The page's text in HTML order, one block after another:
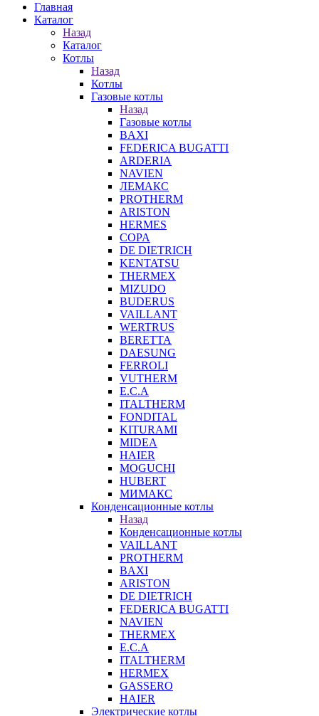
Главная
Каталог
Назад
Каталог
Котлы
Назад
Котлы
Газовые котлы
Назад
Газовые котлы
BAXI
FEDERICA BUGATTI
ARDERIA
NAVIEN
ЛЕМАКС
PROTHERM
ARISTON
HERMES
COPA
DE DIETRICH
KENTATSU
THERMEX
MIZUDO
BUDERUS
VAILLANT
WERTRUS
BERETTA
DAESUNG
FERROLI
VUTHERM
E.C.A
ITALTHERM
FONDITAL
KITURAMI
MIDEA
HAIER
MOGUCHI
HUBERT
МИМАКС
Конденсационные котлы
Назад
Конденсационные котлы
VAILLANT
PROTHERM
BAXI
ARISTON
DE DIETRICH
FEDERICA BUGATTI
NAVIEN
THERMEX
E.C.A
ITALTHERM
HERMEX
GASSERO
HAIER
Электрические котлы